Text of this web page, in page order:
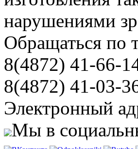
нарушениями
Обращаться по
8(4872) 41-66-
8(4872) 41-03-
Электронный
Мы в